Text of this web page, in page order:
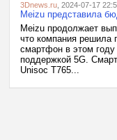
3Dnews.ru , 2024-07-17
Meizu представила
Meizu продолжает
что компания решила
смартфон в этом
поддержкой 5G.
Unisoc T765...